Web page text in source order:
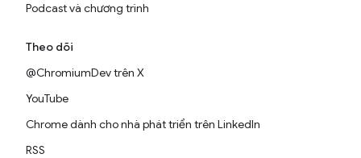
Podcast và chương trình
Theo dõi
@ChromiumDev trên X
YouTube
Chrome dành cho nhà phát triển trên LinkedIn
RSS